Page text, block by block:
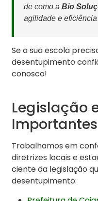
de como a Bio
agilidade e eficiência
Se a sua escola
desentupimento
conosco!
Legislação
Importantes
Trabalhamos em
diretrizes locais e
ciente da legislação
desentupimento: